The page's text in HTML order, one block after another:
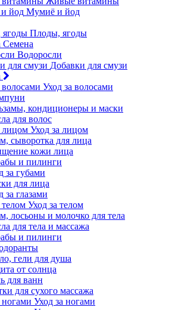
Мумиё и йод
Плоды, ягоды
Семена
Водоросли
Добавки для смузи
Уход за волосами
кондиционеры и маски
для волос
Уход за лицом
сыворотка для лица
кожи лица
и пилинги
за губами
для лица
за глазами
Уход за телом
лосьоны и молочко для тела
для тела и массажа
и пилинги
гели для душа
от солнца
для ванн
для сухого массажа
Уход за ногами